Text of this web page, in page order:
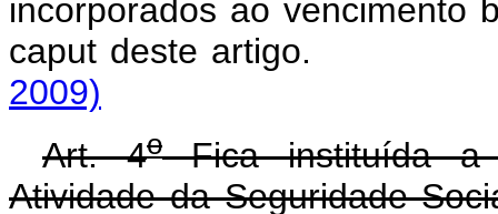
incorporados ao vencimento
caput deste
2009)
Art. 4oFica instituída a
Atividade da Seguridade